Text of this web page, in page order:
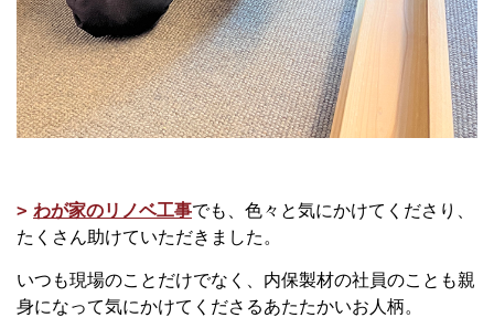
わが家のリノベ工事でも、色々と気にかけてくださり、
たくさん助けていただきました。
いつも現場のことだけでなく、内保製材の社員のことも親
身になって気にかけてくださるあたたかいお人柄。